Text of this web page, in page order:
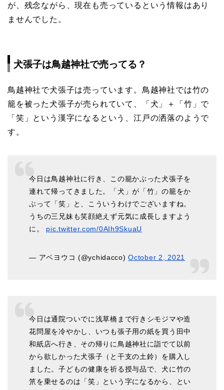
が、残念ながら、現在も売っているという情報はあり
ませんでした。
犬張子は鳥越神社で売ってる？
鳥越神社で犬張子は売っています。鳥越神社では竹の
籠を被った犬張子が売られていて、「犬」＋「竹」で
「笑」という漢字になるという、江戸の洒落のようで
す。
今日は鳥越神社に行き、この籠かぶった犬張子を
連れて帰ってきました。「犬」が「竹」の籠をか
ぶって「笑」と、こういうわけでございますね。
うちの三兄妹も笑顔絶えず元気に成長しますよう
に。 pic.twitter.com/0AIh9SkuaU
— アベヨウコ (@ychidacco)October 2, 2021
今日は通院ついでに浅草橋まで行きシモジマや造
花問屋を冷やかし、いつも張子用の紙を買う田中
和紙店へ行き、その帰りに鳥越神社に詣でて以前
から欲しかった犬張子（と干支の土鈴）を購入し
ました。子どもの健康を祈る授与品で、犬に竹の
笊を乗せるのは「笑」という字になるから、とい